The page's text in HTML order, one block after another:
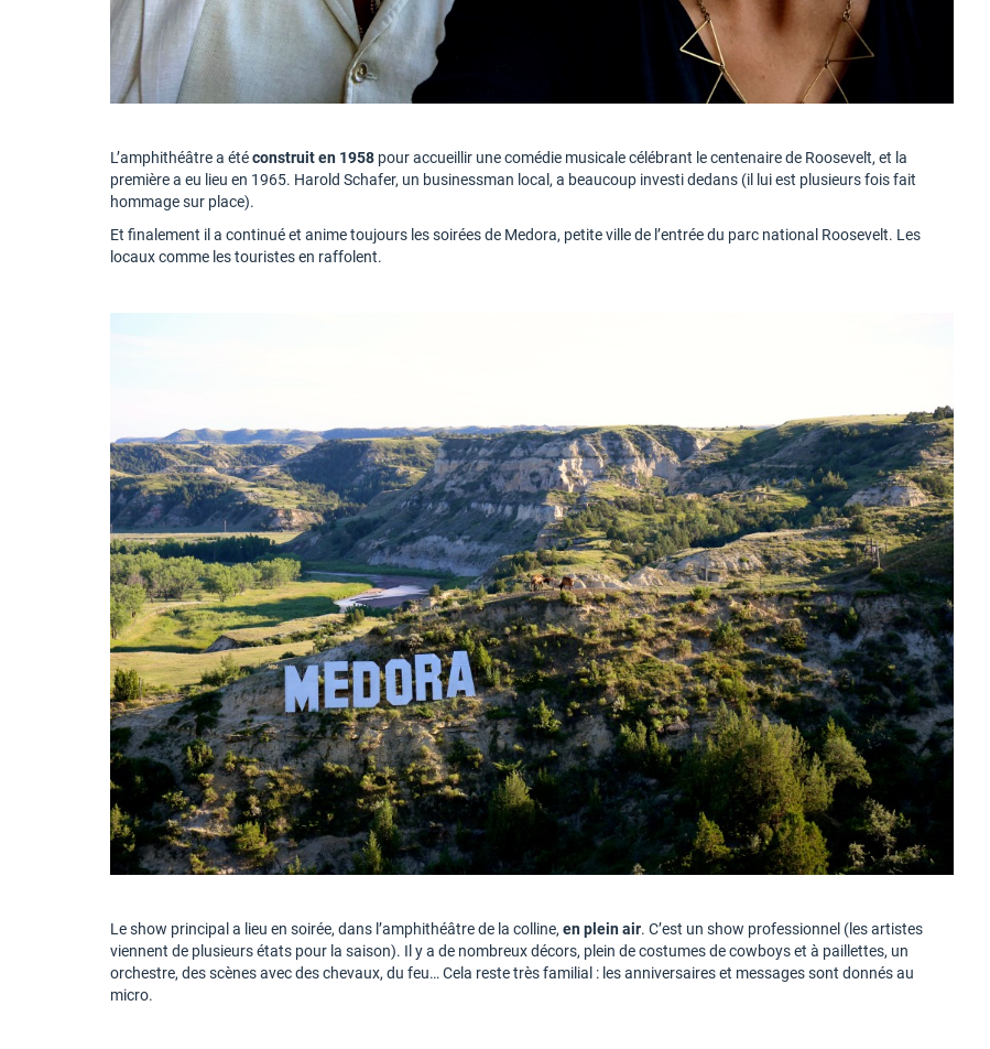
L’amphithéâtre a étéconstruit en 1958 pour accueillir une comédie musicale célébrant le centenaire de Roosevelt, et la
première a eu lieu en 1965. Harold Schafer, un businessman local, a beaucoup investi dedans (il lui est plusieurs fois fait
hommage sur place).
Et finalement il a continué et anime toujours les soirées de Medora, petite ville de l’entrée du parc national Roosevelt. Les
locaux comme les touristes en raffolent.
Le show principal a lieu en soirée, dans l’amphithéâtre de la colline,en plein air. C’est un show professionnel (les artistes
viennent de plusieurs états pour la saison). Il y a de nombreux décors, plein de costumes de cowboys et à paillettes, un
orchestre, des scènes avec des chevaux, du feu… Cela reste très familial : les anniversaires et messages sont donnés au
micro.